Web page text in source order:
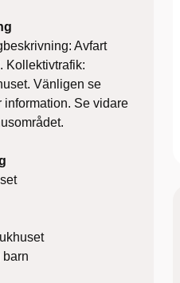
Avfart
Kollektivtrafik:
Vänligen se
information. Se vidare
barn